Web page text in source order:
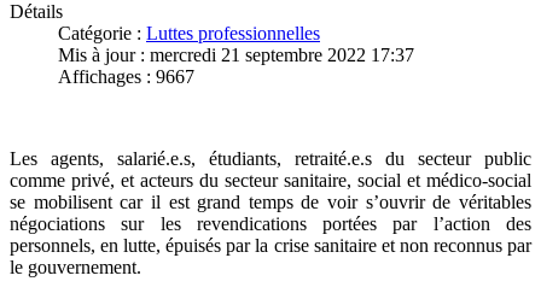
Détails
Catégorie : Luttes professionnelles
Mis à jour : mercredi 21 septembre 2022 17:37
Affichages : 9667
Les agents, salarié.e.s, étudiants, retraité.e.s du secteur public
comme privé, et acteurs du secteur sanitaire, social et médico-social
se mobilisent car il est grand temps de voir s’ouvrir de véritables
négociations sur les revendications portées par l’action des
personnels, en lutte, épuisés par la crise sanitaire et non reconnus par
le gouvernement.